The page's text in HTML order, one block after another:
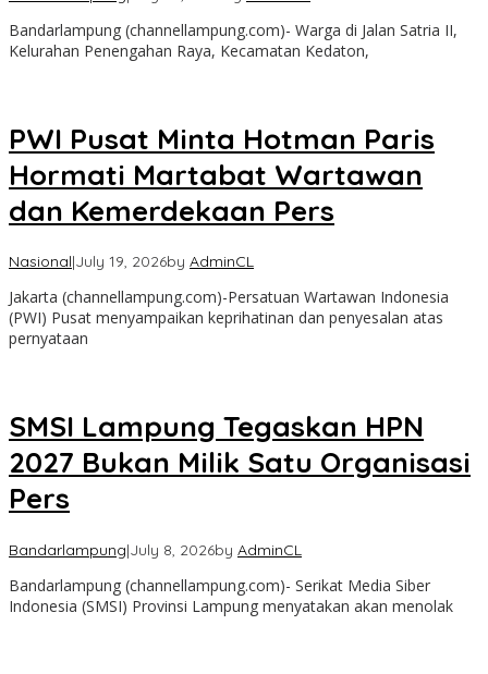
Bandarlampung (channellampung.com)- Warga di Jalan Satria II,
Kelurahan Penengahan Raya, Kecamatan Kedaton,
PWI Pusat Minta Hotman Paris
Hormati Martabat Wartawan
dan Kemerdekaan Pers
Nasional|July 19, 2026by AdminCL
Jakarta (channellampung.com)-Persatuan Wartawan Indonesia
(PWI) Pusat menyampaikan keprihatinan dan penyesalan atas
pernyataan
SMSI Lampung Tegaskan HPN
2027 Bukan Milik Satu Organisasi
Pers
Bandarlampung|July 8, 2026by AdminCL
Bandarlampung (channellampung.com)- Serikat Media Siber
Indonesia (SMSI) Provinsi Lampung menyatakan akan menolak